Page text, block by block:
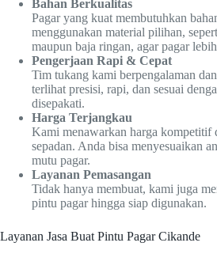
Bahan Berkualitas
Pagar yang kuat membutuhkan
menggunakan material pilihan,
maupun baja ringan, agar pagar
Pengerjaan Rapi & Cepat
Tim tukang kami berpengalaman
terlihat presisi, rapi, dan sesuai
disepakati.
Harga Terjangkau
Kami menawarkan harga kompetitif
sepadan. Anda bisa menyesuaikan
mutu pagar.
Layanan Pemasangan
Tidak hanya membuat, kami juga
pintu pagar hingga siap digunakan.
Layanan Jasa Buat Pintu Pagar Cikande